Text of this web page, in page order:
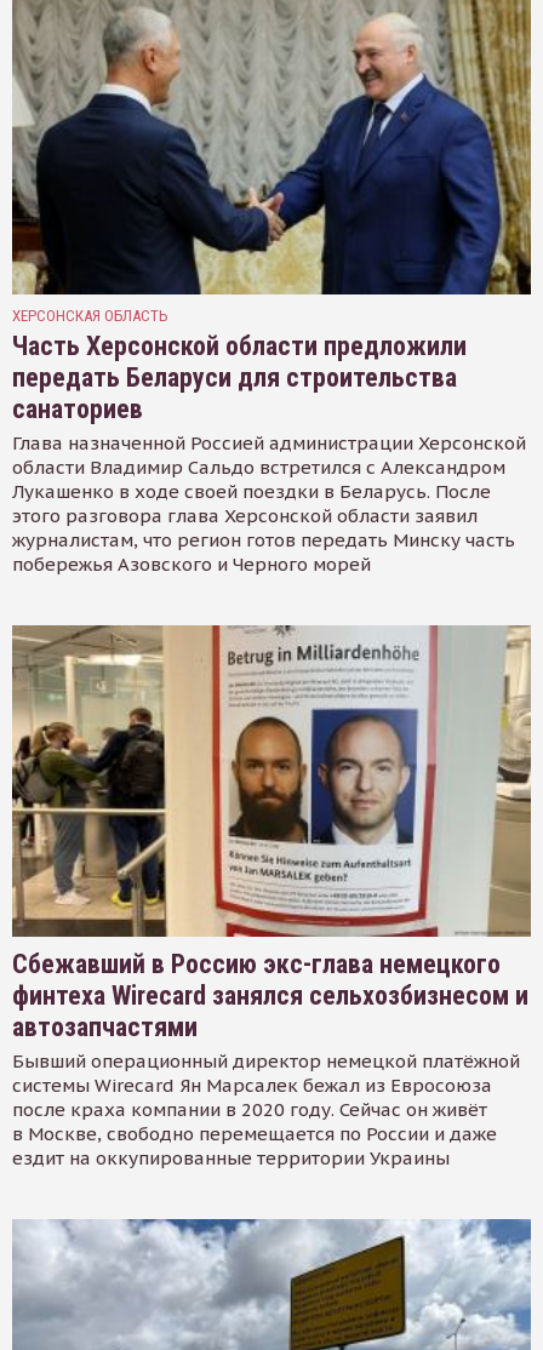
ХЕРСОНСКАЯ ОБЛАСТЬ
Часть Херсонской области предложили
передать Беларуси для строительства
санаториев
Глава назначенной Россией администрации Херсонской
области Владимир Сальдо встретился с Александром
Лукашенко в ходе своей поездки в Беларусь. После
этого разговора глава Херсонской области заявил
журналистам, что регион готов передать Минску часть
побережья Азовского и Черного морей
Сбежавший в Россию экс-глава немецкого
финтеха Wirecard занялся сельхозбизнесом и
автозапчастями
Бывший операционный директор немецкой платёжной
системы Wirecard Ян Марсалек бежал из Евросоюза
после краха компании в 2020 году. Сейчас он живёт
в Москве, свободно перемещается по России и даже
ездит на оккупированные территории Украины